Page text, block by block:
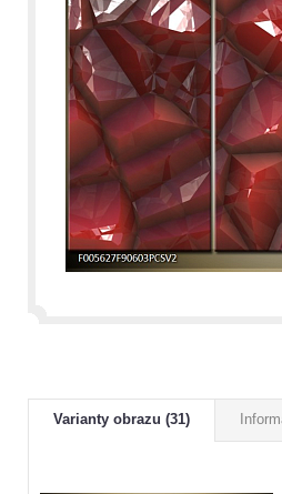
Varianty obrazu (31)